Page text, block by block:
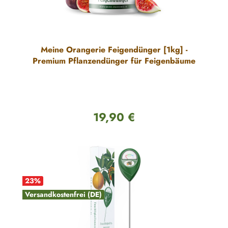
Meine Orangerie Feigendünger [1kg] -
Premium Pflanzendünger für Feigenbäume
Regulärer Preis:
19,90 €
23%
Versandkostenfrei (DE)